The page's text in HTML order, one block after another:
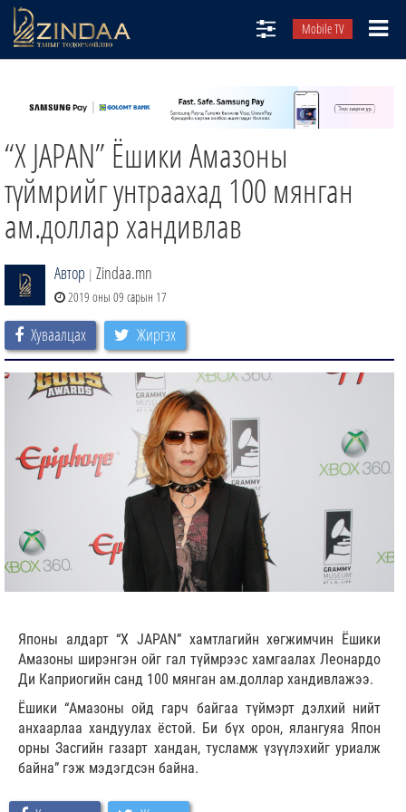
Mobile TV
ТВ8
ӨГЛӨӨНИЙ СОНИН
АУДИО ЗОХИОЛ
ЗИНДАА СЭТГҮҮЛ
“X JAPAN” Ёшики Амазоны
түймрийг унтраахад 100 мянган
ам.доллар хандивлав
Автор | Zindaa.mn
2019 оны 09 сарын 17
Хуваалцах Жиргэх
Японы алдарт “X JAPAN” хамтлагийн хөгжимчин Ёшики
Амазоны ширэнгэн ойг гал түймрээс хамгаалах Леонардо
Ди Каприогийн санд 100 мянган ам.доллар хандивлажээ.
Ёшики “Амазоны ойд гарч байгаа түймэрт дэлхий нийт
анхаарлаа хандуулах ёстой. Би бүх орон, ялангуяа Япон
орны Засгийн газарт хандан, тусламж үзүүлэхийг уриалж
байна” гэж мэдэгдсэн байна.